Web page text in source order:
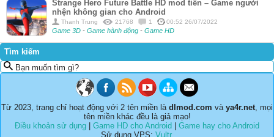
Strange Hero Future Battle HD mod tiền – Game người
nhện không gian cho Android
Thanh Trung 21768 1 00:52 26/07/2022
Game 3D - Game hành động - Game HD
Tìm kiếm
Bạn muốn tìm gì?
Từ 2023, trang chỉ hoạt động với 2 tên miền là dlmod.com và ya4r.net, mọi
tên miền khác đều là giả mạo!
Điều khoản sử dụng
Game HD cho Android
Game hay cho Android
Sử dụng VPS: Vultr.